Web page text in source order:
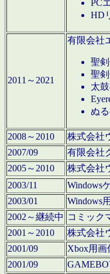
PC
HD
2011～2021
有限会社
聖
聖
太
ぬ
2008～2010
株式会社
2007/09
有限会社
2005～2010
株式会社
2003/11
Windows
2003/01
Windows
2002～継続中 コミック
2001～2010
株式会社
2001/09
Xbox用画
2001/09